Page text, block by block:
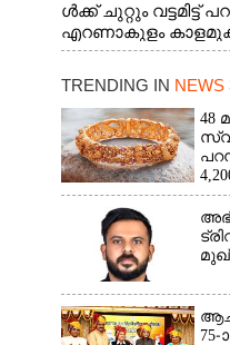
ൾക്ക് ചുറ്റും
എറണാകുളം
ള്ള കാഴ്ച
TRENDING IN NEWS
48